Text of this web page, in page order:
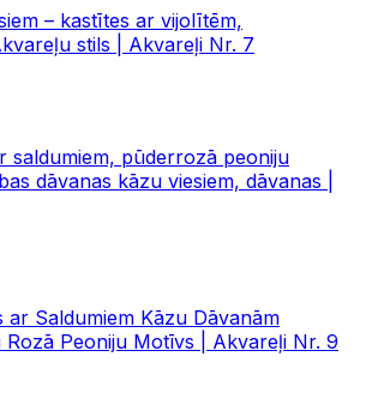
– kastītes ar vijolītēm,
stils | Akvareļi Nr. 7
saldumiem, pūderrozā peoniju
dāvanas kāzu viesiem, dāvanas |
ar Saldumiem Kāzu Dāvanām
Rozā Peoniju Motīvs | Akvareļi Nr. 9